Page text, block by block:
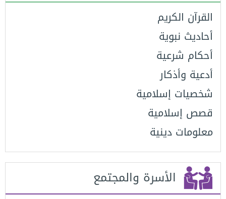
القرآن الكريم
أحاديث نبوية
أحكام شرعية
أدعية وأذكار
شخصيات إسلامية
قصص إسلامية
معلومات دينية
الأسرة والمجتمع